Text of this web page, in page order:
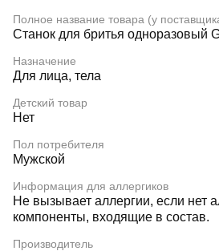
Полное название товара (у
Станок для бритья одноразовый
Назначение
Для лица, тела
Детский товар
Нет
Пол потребителя
Мужской
Информация для аллергиков
Не вызывает аллергии, если нет
компоненты, входящие в состав.
Производитель